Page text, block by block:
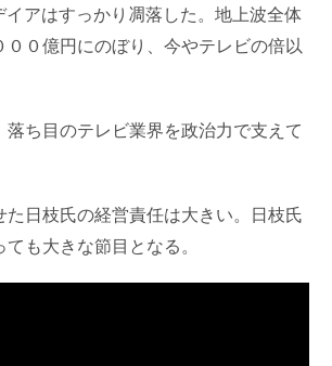
アはすっかり凋落した。地上波全体
０億円にのぼり、今やテレビの倍以
ち目のテレビ業界を政治力で支えて
日枝氏の経営責任は大きい。日枝氏
も大きな節目となる。